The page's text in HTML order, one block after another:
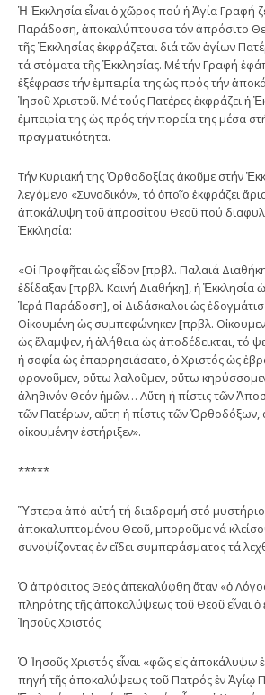
Ἡ Ἐκκλησία εἶναι ὁ χῶρος πού ἡ Ἁγία Γραφή
Παράδοση, ἀποκαλύπτουσα τόν ἀπρόσιτο
τῆς Ἐκκλησίας ἐκφράζεται διά τῶν ἁγίων
τά στόματα τῆς Ἐκκλησίας. Μέ τήν Γραφή
ἐξέφρασε τήν ἐμπειρία της ὡς πρός τήν
Ἰησοῦ Χριστοῦ. Μέ τούς Πατέρες ἐκφράζει ἡ
ἐμπειρία της ὡς πρός τήν πορεία της μέσα
πραγματικότητα.
Τήν Κυριακή της Ὀρθοδοξίας ἀκοῦμε στήν
λεγόμενο «Συνοδικόν», τό ὁποῖο ἐκφράζει
ἀποκάλυψη τοῦ ἀπροσίτου Θεοῦ πού
Ἐκκλησία:
«Οἱ Προφῆται ὡς εἶδον [πρβλ. Παλαιά
ἐδίδαξαν [πρβλ. Καινή Διαθήκη], ἡ Ἐκκλησία
Ἱερά Παράδοση], οἱ Διδάσκαλοι ὡς
Οἰκουμένη ὡς συμπεφώνηκεν [πρβλ.
ὡς ἔλαμψεν, ἡ ἀλήθεια ὡς ἀποδέδεικται, τό
ἡ σοφία ὡς ἐπαρρησιάσατο, ὁ Χριστός ὡς
φρονοῦμεν, οὕτω λαλοῦμεν, οὕτω
ἀληθινόν Θεόν ἡμῶν… Αὕτη ἡ πίστις τῶν
τῶν Πατέρων, αὕτη ἡ πίστις τῶν Ὀρθοδόξων,
οἰκουμένην ἐστήριξεν».
*****
Ὕστερα ἀπό αὐτή τή διαδρομή στό
ἀποκαλυπτομένου Θεοῦ, μποροῦμε νά
συνοψίζοντας ἐν εἴδει συμπεράσματος τά
Ὁ ἀπρόσιτος Θεός ἀπεκαλύφθη ὅταν «ὁ
πληρότης τῆς ἀποκαλύψεως τοῦ Θεοῦ εἶναι
Ἰησοῦς Χριστός.
Ὁ Ἰησοῦς Χριστός εἶναι «φῶς εἰς ἀποκάλυψιν
πηγή τῆς ἀποκαλύψεως τοῦ Πατρός ἐν Ἁγίῳ